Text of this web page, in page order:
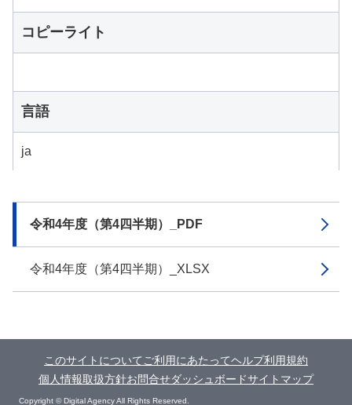
令和4年度（第4四半期）_PDF
令和4年度（第4四半期）_XLSX
コピーライト
言語
ja
このサイトについて ご利用にあたってヘルプ利用規約
個人情報取扱方針お問合せダッシュボードサイトマップ
Copyright © Digital Agency All Rights Reserved.